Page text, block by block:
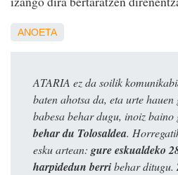
ANOETA
ATARIA ez da soilik
baten ahotsa da, eta urte
babesa behar dugu, inoiz baino
behar du Tolosaldea.
esku artean: gure eskualdeko
harpidedun berribehar ditugu.